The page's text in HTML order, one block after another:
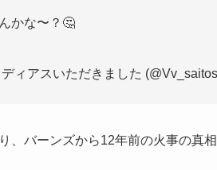
かな〜？🤔
ィアスいただきました
、バーンズから12年前の火事の真